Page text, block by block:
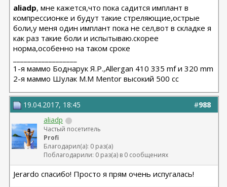
aliadp, мне кажется,что пока садится имплант в
компрессионке и будут такие стреляющие,острые
боли,у меня один имплант пока не сел,вот в складке я
как раз такие боли и испытываю.скорее
норма,особенно на таком сроке
1-я маммо Боднарук Я.Р.,Allergan 410 335 mf и 320 mm
2-я маммо Шулак М.М Mentor высокий 500 сс
#988
19.04.2017, 18:45
aliadp
Частый посетитель
Profi
Благодарил(а): 0 раз(а)
Поблагодарили: 0 раз(а) в 0 сообщениях
Jerardo спасибо! Просто я прям очень испугалась!